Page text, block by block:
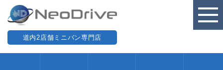
道内2店舗ミニバン専門店